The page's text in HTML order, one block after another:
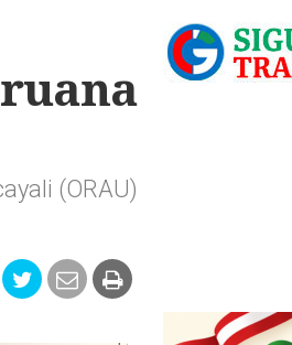
(ORAU)